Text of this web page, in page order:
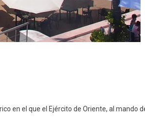
en el que el Ejército de Oriente, al mando